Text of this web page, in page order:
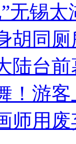
无锡
胡同
陆台
！游客
师用